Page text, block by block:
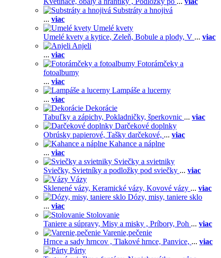
Substráty a hnojivá
... viac
Umelé kvety
Umelé kvety a kytice, Zeleň, Bobule a plody, V ... viac
Anjeli
... viac
Fotorámčeky a
fotoalbumy
... viac
Lampáše a lucerny
... viac
Dekorácie
Tabuľky a zápichy, Pokladničky, šperkovnic ... viac
Darčekové doplnky
Obrúsky papierové, Tašky darčekové, ... viac
Kahance a náplne
... viac
Sviečky a svietniky
Sviečky, Svietníky a podložky pod sviečky ... viac
Vázy
Sklenené vázy, Keramické vázy, Kovové vázy ... viac
Dózy, misy, taniere sklo
... viac
Stolovanie
Taniere a súpravy, Misy a misky , Príbory, Poh ... viac
Varenie,pečenie
Hrnce a sady hrncov , Tlakové hrnce, Panvice, ... viac
Párty